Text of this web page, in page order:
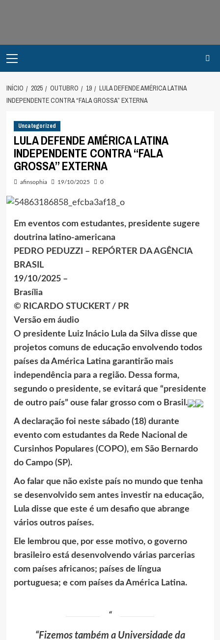
Menu
INÍCIO 2025 OUTUBRO 19
LULA DEFENDE AMÉRICA LATINA
INDEPENDENTE CONTRA “FALA GROSSA” EXTERNA
Uncategorized
LULA DEFENDE AMÉRICA LATINA
INDEPENDENTE CONTRA “FALA
GROSSA” EXTERNA
afinsophia 19/10/2025 0
Em eventos com estudantes, presidente sugere
doutrina latino-americana
PEDRO PEDUZZI – REPÓRTER DA AGÊNCIA
BRASIL
19/10/2025 –
Brasília
© RICARDO STUCKERT / PR
Versão em áudio
O presidente Luiz Inácio Lula da Silva disse que
projetos comuns de educação envolvendo todos
países da América Latina garantirão mais
independência para a região. Dessa forma,
segundo o presidente, se evitará que “presidente
de outro país” ouse falar grosso com o Brasil.
A declaração foi neste sábado (18) durante
evento com estudantes da Rede Nacional de
Cursinhos Populares (COPO), em São Bernardo
do Campo (SP).
Ao falar que não existe país no mundo que tenha
se desenvolvido sem antes investir na educação,
Lula disse que este é um desafio que abrange
vários outros países.
Ele lembrou que, por esse motivo, o governo
brasileiro está desenvolvendo várias parcerias
com países africanos; países de língua
portuguesa; e com países da América Latina.
“Fizemos também a Universidade da